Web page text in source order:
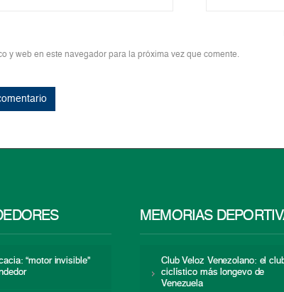
y web en este navegador para la próxima vez que comente.
“motor invisible”
MEMORIAS
Club Veloz Venezolano: el
ciclístico más longevo de
Venezuela